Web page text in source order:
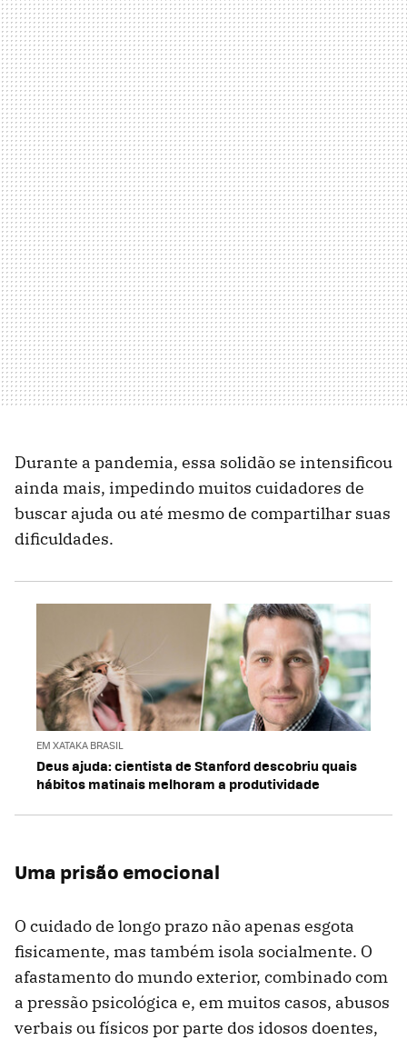
Durante a pandemia, essa solidão se intensificou
ainda mais, impedindo muitos cuidadores de
buscar ajuda ou até mesmo de compartilhar suas
dificuldades.
EM XATAKA BRASIL
Deus ajuda: cientista de Stanford descobriu quais
hábitos matinais melhoram a produtividade
Uma prisão emocional
O cuidado de longo prazo não apenas esgota
fisicamente, mas também isola socialmente. O
afastamento do mundo exterior, combinado com
a pressão psicológica e, em muitos casos, abusos
verbais ou físicos por parte dos idosos doentes,